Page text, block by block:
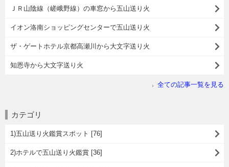
ＪＲ山陰線（嵯峨野線）の車窓から五山送り火
イオン洛南ショッピングセンターで五山送り火
ザ・ゲートホテル京都高瀬川から大文字送り火
知恩寺から大文字送り火
全ての記事一覧を見る
カテゴリ
1)五山送り火鑑賞スポット [76]
2)ホテルで五山送り火鑑賞 [36]